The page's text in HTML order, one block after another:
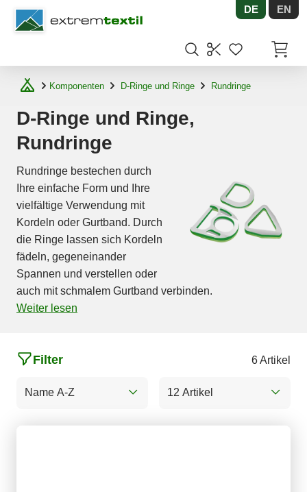
Shopware DE EN
Komponenten D-Ringe und Ringe Rundringe
D-Ringe und Ringe,
Rundringe
Rundringe bestechen durch
Ihre einfache Form und Ihre
vielfältige Verwendung mit
Kordeln oder Gurtband. Durch
die Ringe lassen sich Kordeln
fädeln, gegeneinander
Spannen und verstellen oder
auch mit schmalem Gurtband verbinden.
Weiter lesen
Name A-Z
Filter 6 Artikel
12 Artikel